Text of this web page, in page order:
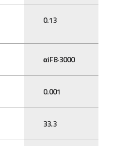
0.13
αiF8·3000
0.001
33.3